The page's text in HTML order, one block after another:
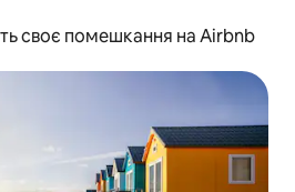
своє помешкання на Airbnb